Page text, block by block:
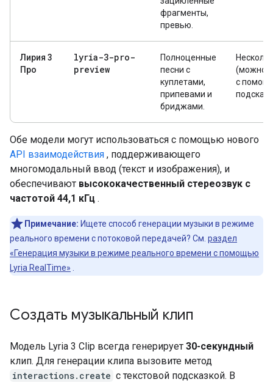
фрагменты,
превью.
Лирия 3
Про
lyria-3-pro-
preview
Полноценные
песни с
куплетами,
припевами и
бриджами.
(можно
с
Обе модели могут использоваться с помощью нового
API взаимодействия , поддерживающего
многомодальный ввод (текст и изображения), и
обеспечивают высококачественный стереозвук с
частотой 44,1 кГц .
Примечание: Ищете способ генерации музыки в режиме
реального времени с потоковой передачей? См. раздел
«Генерация музыки в режиме реального времени с помощью
Lyria RealTime»
Создать музыкальный клип
Модель Lyria 3 Clip всегда генерирует 30-секундный
клип. Для генерации клипа вызовите метод
interactions.create с текстовой подсказкой. В